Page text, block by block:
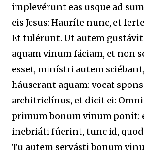
implevérunt eas usque ad
eis Jesus: Hauríte nunc, et
Et tulérunt. Ut autem
aquam vinum fáciam, et non
esset, minístri autem
háuserant aquam: vocat
architriclínus, et dicit ei:
primum bonum vinum ponit:
inebriáti fúerint, tunc id,
Tu autem servásti bonum